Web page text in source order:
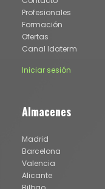
Profesionales
Formación
Ofertas
Canal Idaterm
Iniciar sesión
Almacenes
Madrid
Barcelona
Valencia
Alicante